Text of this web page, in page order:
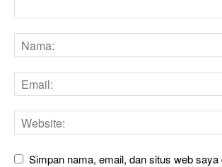
Simpan nama, email, dan situs web saya